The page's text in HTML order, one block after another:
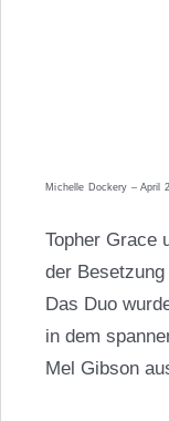
Michelle Dockery – April
Topher Grace
der Besetzung
Das Duo
in dem
Mel Gibson